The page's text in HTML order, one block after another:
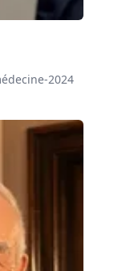
2024